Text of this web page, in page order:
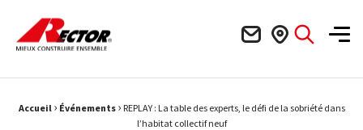
Rector Mieux construire ensemble
Fil d'Ariane :
Accueil › Événements › REPLAY : La table des experts, le défi de la sobriété dans
l’habitat collectif neuf